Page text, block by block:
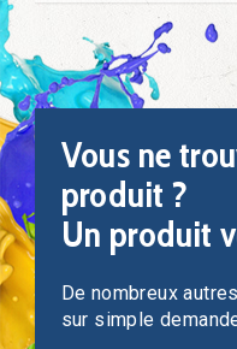
Vous ne
produit ?
Un produit
De nombreux
sur simple